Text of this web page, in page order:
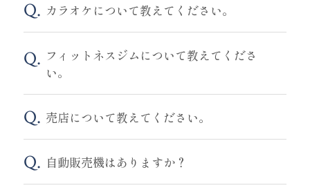
カラオケについて教えてください。
フィットネスジムについて教えてくださ
い。
売店について教えてください。
自動販売機はありますか？